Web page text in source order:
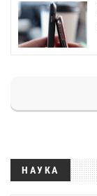
НАУКА